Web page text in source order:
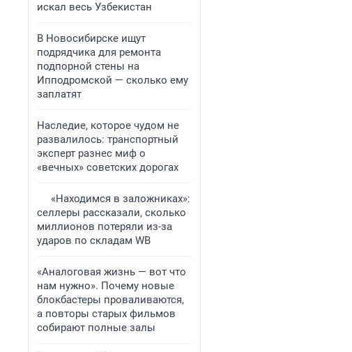
искал весь Узбекистан
В Новосибирске ищут
подрядчика для ремонта
подпорной стены на
Ипподромской — сколько ему
заплатят
Наследие, которое чудом не
развалилось: транспортный
эксперт разнес миф о
«вечных» советских дорогах
«Находимся в заложниках»:
селлеры рассказали, сколько
миллионов потеряли из-за
ударов по складам WB
«Аналоговая жизнь — вот что
нам нужно». Почему новые
блокбастеры проваливаются,
а повторы старых фильмов
собирают полные залы